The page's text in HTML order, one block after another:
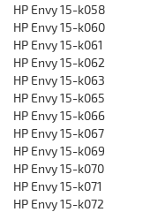
HP Envy 15-k058
HP Envy 15-k060
HP Envy 15-k061
HP Envy 15-k062
HP Envy 15-k063
HP Envy 15-k065
HP Envy 15-k066
HP Envy 15-k067
HP Envy 15-k069
HP Envy 15-k070
HP Envy 15-k071
HP Envy 15-k072